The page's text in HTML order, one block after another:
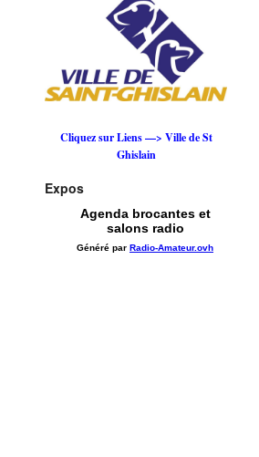
Cliquez sur Liens —> Ville de St
Ghislain
Expos